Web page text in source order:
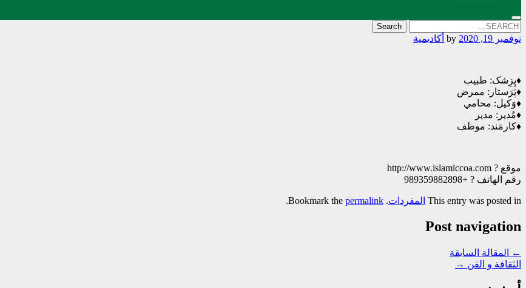
Search
for:
نوفمبر 19, 2020 أکادیمیة
♦️پِزِشک: طبیب
♦️پَرَستار: ممرض
♦️وَکیل: محامي
♦️مُدیر: مدیر
♦️کارمَند: موظف
موقع ? http://www.islamiccoa.com
رقم الهاتف ? +989359882898
This entry was posted in المفردات. Bookmark the
permalink
.
Post navigation
←
المقالة السابقة
الثقافة و الفن →